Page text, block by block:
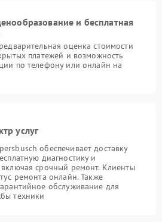
и бесплатная
оценка стоимости
платежей и возможность
по телефону или онлайн на
услуг
обеспечивает доставку
диагностику и
срочный ремонт. Клиенты
ремонта онлайн. Также
обслуживание для
техники